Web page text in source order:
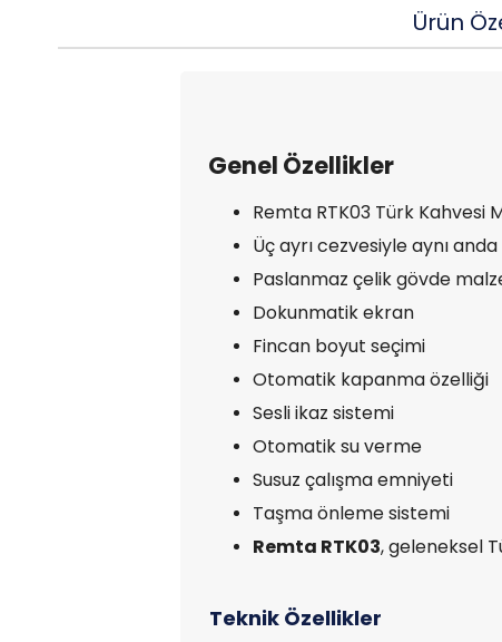
Ürün
Genel Özellikler
Remta RTK03 Türk
Üç ayrı cezvesiyle aynı
Paslanmaz çelik gövde
Dokunmatik ekran
Fincan boyut seçimi
Otomatik kapanma özelliği
Sesli ikaz sistemi
Otomatik su verme
Susuz çalışma emniyeti
Taşma önleme sistemi
Remta RTK03, geleneksel